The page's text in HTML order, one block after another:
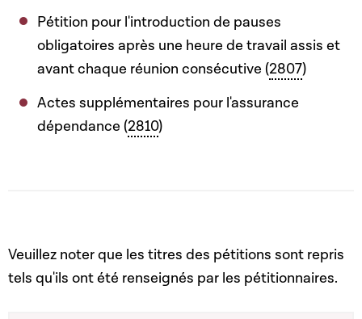
Pétition pour l'introduction de pauses
obligatoires après une heure de travail assis et
avant chaque réunion consécutive (2807)
Actes supplémentaires pour l'assurance
dépendance (2810)
Veuillez noter que les titres des pétitions sont repris
tels qu'ils ont été renseignés par les pétitionnaires.